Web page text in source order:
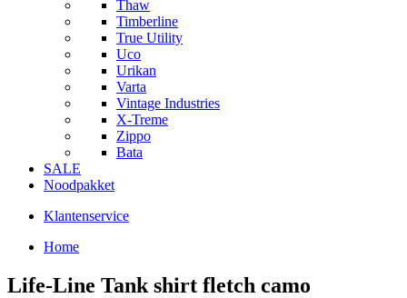
Thaw
Timberline
True Utility
Uco
Urikan
Varta
Vintage Industries
X-Treme
Zippo
Bata
SALE
Noodpakket
Klantenservice
Home
Life-Line Tank shirt fletch camo